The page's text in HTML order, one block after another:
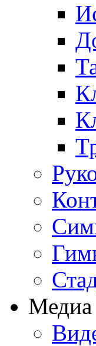
Медиа